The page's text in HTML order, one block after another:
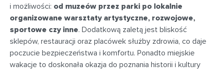
i możliwości: od muzeów przez parki po lokalnie
organizowane warsztaty artystyczne, rozwojowe,
sportowe czy inne. Dodatkową zaletą jest bliskość
sklepów, restauracji oraz placówek służby zdrowia, co daje
poczucie bezpieczeństwa i komfortu. Ponadto miejskie
wakacje to doskonała okazja do poznania historii i kultury